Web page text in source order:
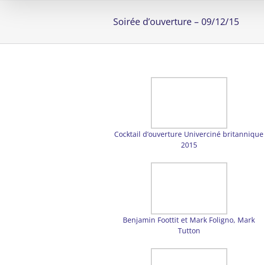
Soirée d’ouverture – 09/12/15
Cocktail d’ouverture Univerciné britannique
2015
Benjamin Foottit et Mark Foligno, Mark
Tutton